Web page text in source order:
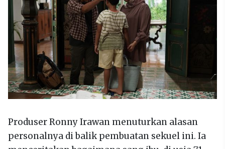
Produser Ronny Irawan menuturkan alasan
personalnya di balik pembuatan sekuel ini. Ia